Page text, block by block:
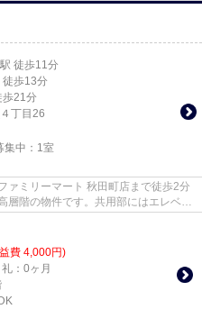
駅 徒歩11分
徒歩13分
歩21分
４丁目26
中： 1室
ァミリーマート 秋田町店まで徒歩2分
層階の物件です。共用部にはエレベー
費 4,000円)
：0ヶ月